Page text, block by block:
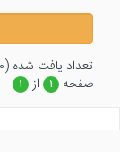
تعداد يافت شده (۰)
صفحه
۱ از ۱